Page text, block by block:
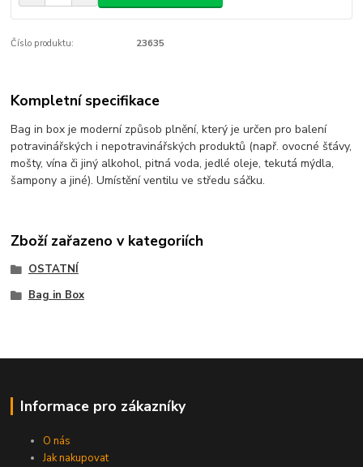
Číslo produktu: 23635
Kompletní specifikace
Bag in box je moderní způsob plnění, který je určen pro balení
potravinářských i nepotravinářských produktů (např. ovocné šťávy,
mošty, vína či jiný alkohol, pitná voda, jedlé oleje, tekutá mýdla,
šampony a jiné). Umístění ventilu ve středu sáčku.
Zboží zařazeno v kategoriích
OSTATNÍ
Bag in Box
Informace pro zákazníky
O nás
Jak nakupovat